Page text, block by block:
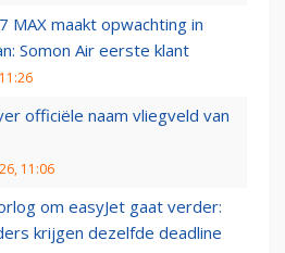
MAX maakt opwachting in
Somon Air eerste klant
officiële naam vliegveld van
11:06
om easyJet gaat verder:
krijgen dezelfde deadline